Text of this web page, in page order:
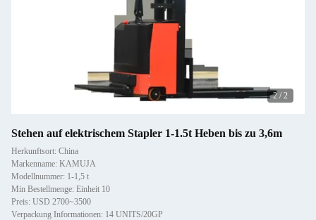
2 / 2
Stehen auf elektrischem Stapler 1-1.5t Heben bis zu 3,6m
Herkunftsort: China
Markenname: KAMUJA
Modellnummer: 1-1,5 t
Min Bestellmenge: Einheit 10
Preis: USD 2700~3500
Verpackung Informationen: 14 UNITS/20GP